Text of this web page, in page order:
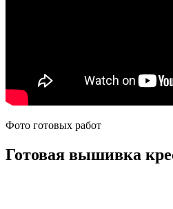
Фото готовых работ
Готовая вышивка